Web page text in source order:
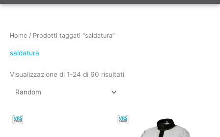
Home / Prodotti taggati “saldatura”
saldatura
Visualizzazione di 1-24 di 60 risultati